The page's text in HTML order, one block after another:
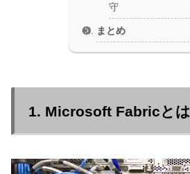
守
まとめ
1. Microsoft Fabricとは